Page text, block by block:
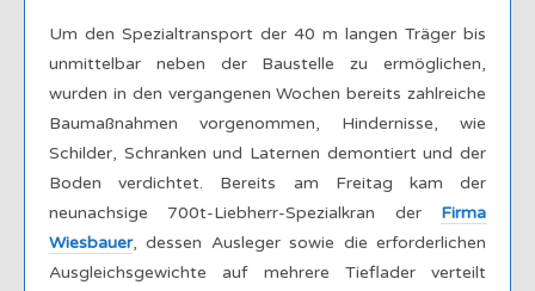
Um den Spezialtransport der 40 m langen Träger bis
unmittelbar neben der Baustelle zu ermöglichen,
wurden in den vergangenen Wochen bereits zahlreiche
Baumaßnahmen vorgenommen, Hindernisse, wie
Schilder, Schranken und Laternen demontiert und der
Boden verdichtet. Bereits am Freitag kam der
neunachsige 700t-Liebherr-Spezialkran der Firma
Wiesbauer, dessen Ausleger sowie die erforderlichen
Ausgleichsgewichte auf mehrere Tieflader verteilt